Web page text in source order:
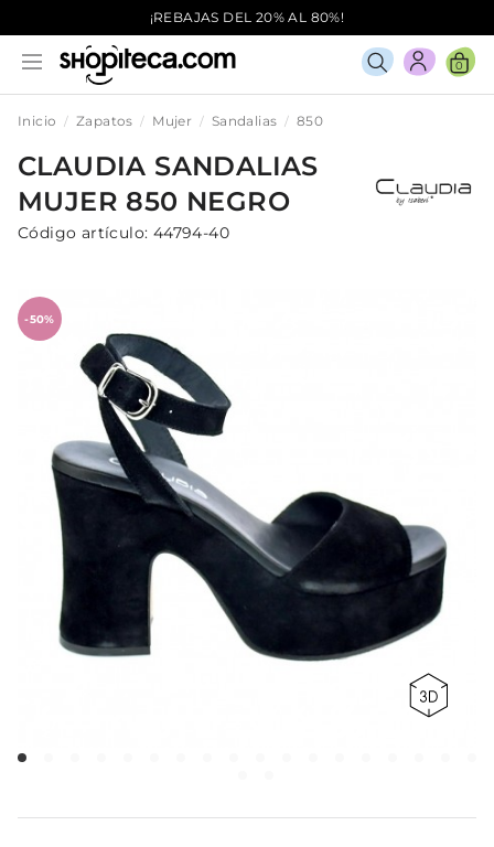
¡REBAJAS DEL 20% AL 80%!
0
Inicio Zapatos Mujer Sandalias 850
CLAUDIA SANDALIAS
MUJER 850 NEGRO
Código artículo: 44794-40
-50%